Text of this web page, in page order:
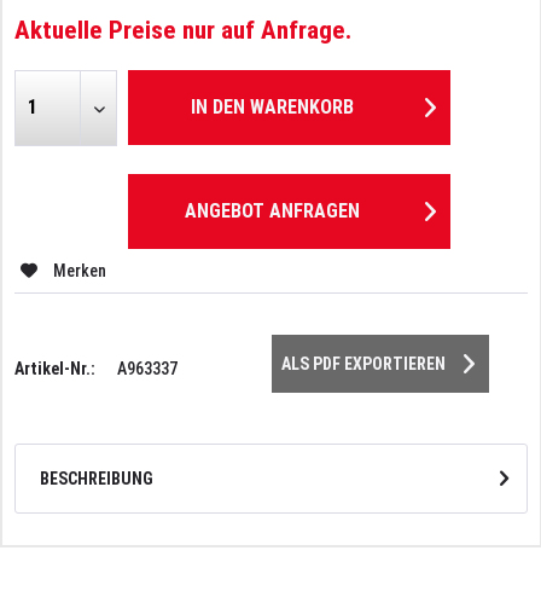
Aktuelle Preise nur auf Anfrage.
IN DEN WARENKORB
ANGEBOT ANFRAGEN
Merken
Artikel-Nr.: A963337 ALS PDF EXPORTIEREN
BESCHREIBUNG